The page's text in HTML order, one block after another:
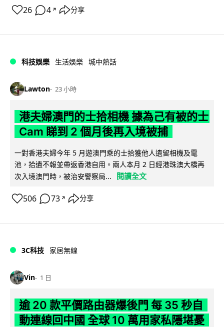
26 4 ↗ 分享
科技娛樂 生活娛樂 城中熱話
Lawton 23 小時
港夫婦澳門的士拾相機 據為己有被的士
Cam 睇到 2 個月後再入境被捕
一對香港夫婦今年 5 月遊澳門乘的士拾獲他人遺留相機及電
池，拾遺不報並帶返香港自用。兩人本月 2 日經港珠澳大橋再
次入境澳門時，被治安警察局...
閱讀全文
506 73 ↗ 分享
3C科技 家居無線
Vin 1 日
逾 20 款平價路由器爆後門 每 35 秒自
動連線回中國 全球 10 萬用家私隱堪憂